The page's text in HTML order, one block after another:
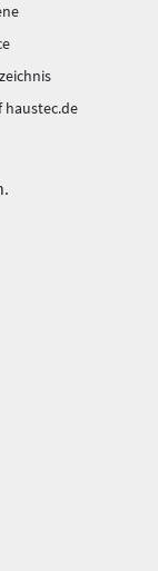
haustec.de